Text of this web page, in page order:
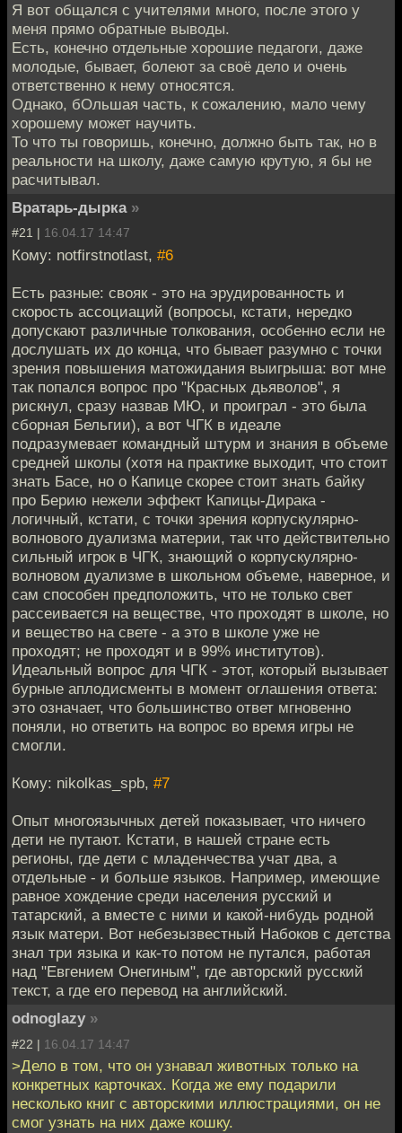
Я вот общался с учителями много, после этого у
меня прямо обратные выводы.
Есть, конечно отдельные хорошие педагоги, даже
молодые, бывает, болеют за своё дело и очень
ответственно к нему относятся.
Однако, бОльшая часть, к сожалению, мало чему
хорошему может научить.
То что ты говоришь, конечно, должно быть так, но в
реальности на школу, даже самую крутую, я бы не
расчитывал.
Вратарь-дырка »
#21 | 16.04.17 14:47
Кому: notfirstnotlast, #6
Есть разные: свояк - это на эрудированность и
скорость ассоциаций (вопросы, кстати, нередко
допускают различные толкования, особенно если не
дослушать их до конца, что бывает разумно с точки
зрения повышения матожидания выигрыша: вот мне
так попался вопрос про "Красных дьяволов", я
рискнул, сразу назвав МЮ, и проиграл - это была
сборная Бельгии), а вот ЧГК в идеале
подразумевает командный штурм и знания в объеме
средней школы (хотя на практике выходит, что стоит
знать Басе, но о Капице скорее стоит знать байку
про Берию нежели эффект Капицы-Дирака -
логичный, кстати, с точки зрения корпускулярно-
волнового дуализма материи, так что действительно
сильный игрок в ЧГК, знающий о корпускулярно-
волновом дуализме в школьном объеме, наверное, и
сам способен предположить, что не только свет
рассеивается на веществе, что проходят в школе, но
и вещество на свете - а это в школе уже не
проходят; не проходят и в 99% институтов).
Идеальный вопрос для ЧГК - этот, который вызывает
бурные аплодисменты в момент оглашения ответа:
это означает, что большинство ответ мгновенно
поняли, но ответить на вопрос во время игры не
смогли.
Кому: nikolkas_spb, #7
Опыт многоязычных детей показывает, что ничего
дети не путают. Кстати, в нашей стране есть
регионы, где дети с младенчества учат два, а
отдельные - и больше языков. Например, имеющие
равное хождение среди населения русский и
татарский, а вместе с ними и какой-нибудь родной
язык матери. Вот небезызвестный Набоков с детства
знал три языка и как-то потом не путался, работая
над "Евгением Онегиным", где авторский русский
текст, а где его перевод на английский.
odnoglazy »
#22 | 16.04.17 14:47
>Дело в том, что он узнавал животных только на
конкретных карточках. Когда же ему подарили
несколько книг с авторскими иллюстрациями, он не
смог узнать на них даже кошку.